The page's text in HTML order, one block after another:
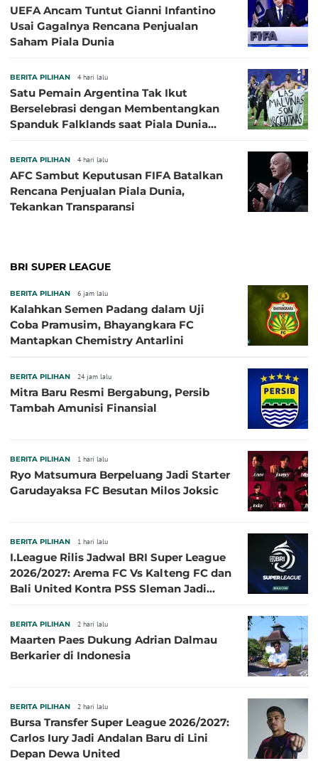
UEFA Ancam Tuntut Gianni Infantino
Usai Gagalnya Rencana Penjualan
Saham Piala Dunia
BERITA PILIHAN 4 hari lalu
Satu Pemain Argentina Tak Ikut
Berselebrasi dengan Membentangkan
Spanduk Falklands saat Piala Dunia
BERITA PILIHAN 4 hari lalu
AFC Sambut Keputusan FIFA Batalkan
Rencana Penjualan Piala Dunia,
Tekankan Transparansi
BRI SUPER LEAGUE
BERITA PILIHAN 6 jam lalu
Kalahkan Semen Padang dalam Uji
Coba Pramusim, Bhayangkara FC
Mantapkan Chemistry Antarlini
BERITA PILIHAN 24 jam lalu
Mitra Baru Resmi Bergabung, Persib
Tambah Amunisi Finansial
BERITA PILIHAN 1 hari lalu
Ryo Matsumura Berpeluang Jadi Starter
Garudayaksa FC Besutan Milos Joksic
BERITA PILIHAN 1 hari lalu
I.League Rilis Jadwal BRI Super League
2026/2027: Arema FC Vs Kalteng FC dan
Bali United Kontra PSS Sleman Jadi
BERITA PILIHAN 2 hari lalu
Maarten Paes Dukung Adrian Dalmau
Berkarier di Indonesia
BERITA PILIHAN 2 hari lalu
Bursa Transfer Super League 2026/2027:
Carlos Iury Jadi Andalan Baru di Lini
Depan Dewa United